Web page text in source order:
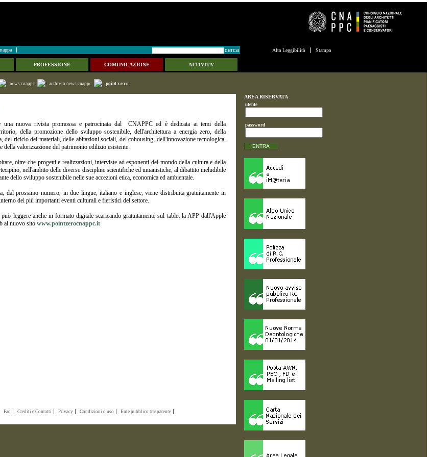
PROFESSIONE COMUNICAZIONE ATTIVITA'
Alta Leggibilità Stampa
news cnappc archivio news cnappc point z.e.r.o.
una nuova rivista promossa e patrocinata dal CNAPPC ed è dedicata ai temi della
della promozione dello sviluppo sostenibile, dell'architettura a energia zero, della
del riciclo dei materiali, delle abitazioni sociali, del cohousing, dell'innovazione tecnologica,
della valorizzazione del patrimonio edilizio esistente.
oltre che progetti e realizzazioni, interviste ad esponenti del mondo della cultura e della
nell'ambito delle diverse discipline scientifiche ed umanistiche, al dibattito ineludibile
dello sviluppo sostenibile nelle sue accezioni etica, economica ed ambientale.
dal prossimo numero, in due lingue, italiano e inglese, viene distribuita gratuitamente in
dei più importanti eventi culturali e fieristici del settore.
leggere anche in formato digitale scaricando gratuitamente sul tablet la APP dall'Apple
al nuovo sito www.pointzerocnappc.it
Faq Crediti e Contatti Privacy Condizioni d'uso Ente pubblico trasparente
AREA RISERVATA
utente
password